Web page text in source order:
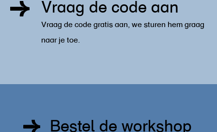
Vraag de code aan
Vraag de code gratis aan, we sturen hem graag
naar je toe.
Bestel de workshop